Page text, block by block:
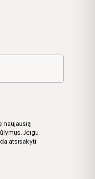
naujausią
Jeigu
atsisakyti.